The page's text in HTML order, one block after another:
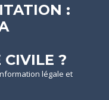
:
CIVILE ?
légale et